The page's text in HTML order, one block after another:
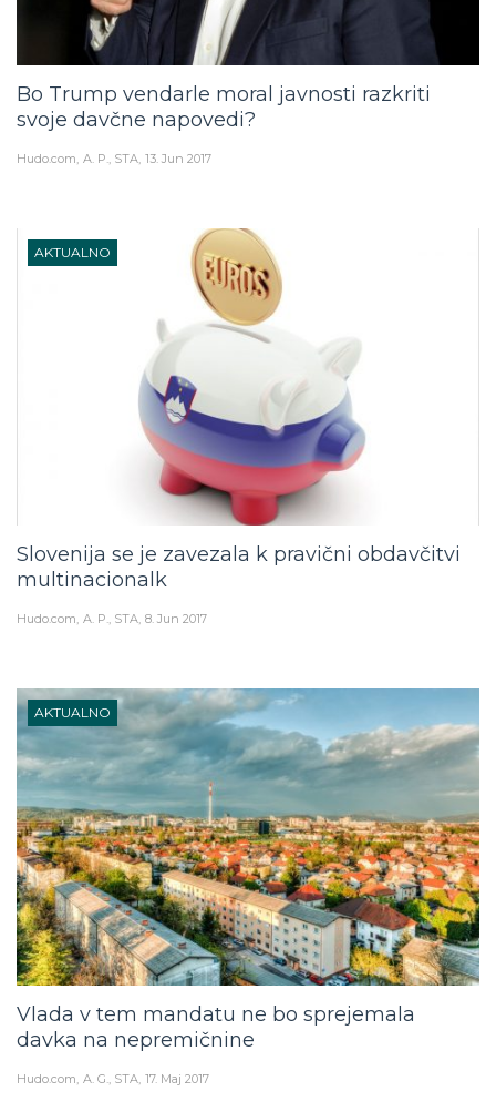
Bo Trump vendarle moral javnosti razkriti
svoje davčne napovedi?
Hudo.com A. P., STA 13. Jun 2017
AKTUALNO
Slovenija se je zavezala k pravični obdavčitvi
multinacionalk
Hudo.com A. P., STA 8. Jun 2017
AKTUALNO
Vlada v tem mandatu ne bo sprejemala
davka na nepremičnine
Hudo.com A. G., STA 17. Maj 2017